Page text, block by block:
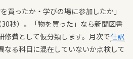
買ったか・学びの場に参加したか」
秒）。「物を買った」なら新聞図書
修費として仮分類します。月次で仕訳
なる科目に混在していないか点検して